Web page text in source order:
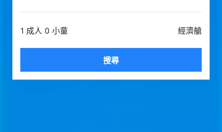
1 成人 0 小童 經濟艙
搜尋